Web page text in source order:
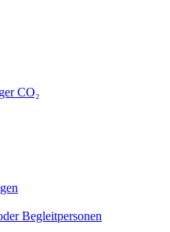
CO₂
Begleitpersonen